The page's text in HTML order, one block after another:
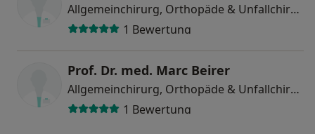
Allgemeinchirurg, Orthopäde & Unfallchirurg, Spezieller Unfallchirurg
1 Bewertung
Prof. Dr. med. Marc Beirer
Allgemeinchirurg, Orthopäde & Unfallchirurg, Notfallmediziner
1 Bewertung